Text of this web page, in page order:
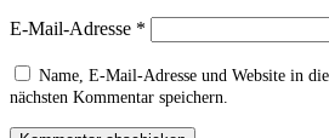
E-Mail-Adresse *
Name, E-Mail-Adresse und Website in
nächsten Kommentar speichern.